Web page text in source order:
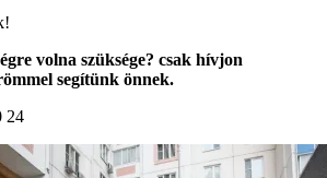
volna szüksége? csak hívjon
segítünk önnek.
24